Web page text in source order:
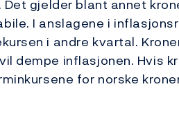
gjelder blant annet
I anslagene i
i andre kvartal.
dempe inflasjonen. Hvis
for norske